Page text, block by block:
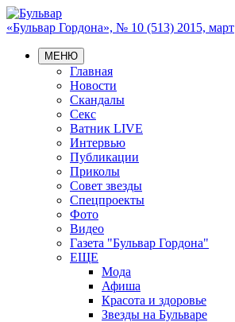
«Бульвар Гордона», № 10 (513) 2015, март
МЕНЮ
Главная
Новости
Скандалы
Секс
Ватник LIVE
Интервью
Публикации
Приколы
Совет звезды
Спецпроекты
Фото
Видео
Газета "Бульвар Гордона"
ЕЩЕ
Мода
Афиша
Красота и здоровье
Звезды на Бульваре